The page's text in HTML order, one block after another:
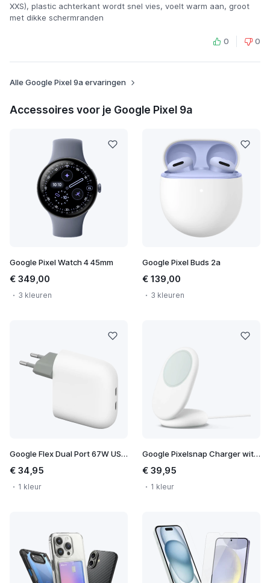
XXS), plastic achterkant wordt snel vies, voelt warm aan, groot
met dikke schermranden
0 0
Alle Google Pixel 9a ervaringen
Accessoires voor je Google Pixel 9a
Google Pixel Watch 4 45mm
€ 349,00
3 kleuren
Google Pixel Buds 2a
€ 139,00
3 kleuren
Google Flex Dual Port 67W USB-C Fast Charger
€ 34,95
1 kleur
Google Pixelsnap Charger with Stand
€ 39,95
1 kleur